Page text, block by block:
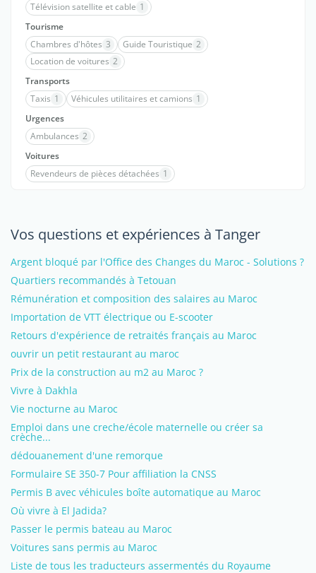
Télévision satellite et cable 1
Tourisme
Chambres d'hôtes 3 Guide Touristique 2
Location de voitures 2
Transports
Taxis 1 Véhicules utilitaires et camions 1
Urgences
Ambulances 2
Voitures
Revendeurs de pièces détachées 1
Vos questions et expériences à Tanger
Argent bloqué par l'Office des Changes du Maroc - Solutions ?
Quartiers recommandés à Tetouan
Rémunération et composition des salaires au Maroc
Importation de VTT électrique ou E-scooter
Retours d'expérience de retraités français au Maroc
ouvrir un petit restaurant au maroc
Prix de la construction au m2 au Maroc ?
Vivre à Dakhla
Vie nocturne au Maroc
Emploi dans une creche/école maternelle ou créer sa
crèche...
dédouanement d'une remorque
Formulaire SE 350-7 Pour affiliation la CNSS
Permis B avec véhicules boîte automatique au Maroc
Où vivre à El Jadida?
Passer le permis bateau au Maroc
Voitures sans permis au Maroc
Liste de tous les traducteurs assermentés du Royaume